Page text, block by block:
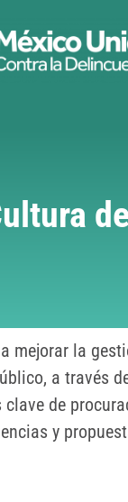
mejorar la
a través
de
y